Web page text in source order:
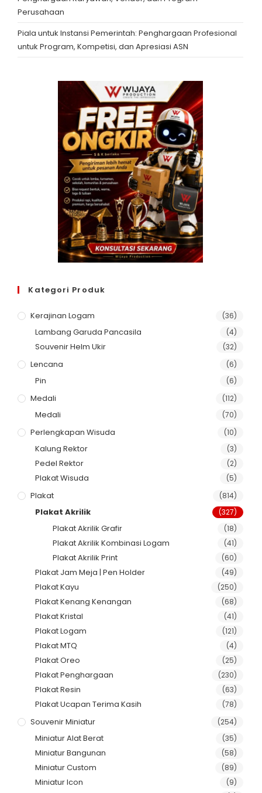
Perusahaan
Piala untuk Instansi Pemerintah: Penghargaan Profesional
untuk Program, Kompetisi, dan Apresiasi ASN
Kategori Produk
Kerajinan Logam (36)
Lambang Garuda Pancasila (4)
Souvenir Helm Ukir (32)
Lencana (6)
Pin (6)
Medali (112)
Medali (70)
Perlengkapan Wisuda (10)
Kalung Rektor (3)
Pedel Rektor (2)
Plakat Wisuda (5)
Plakat (814)
Plakat Akrilik (327)
Plakat Akrilik Grafir (18)
Plakat Akrilik Kombinasi Logam (41)
Plakat Akrilik Print (60)
Plakat Jam Meja | Pen Holder (49)
Plakat Kayu (250)
Plakat Kenang Kenangan (68)
Plakat Kristal (41)
Plakat Logam (121)
Plakat MTQ (4)
Plakat Oreo (25)
Plakat Penghargaan (230)
Plakat Resin (63)
Plakat Ucapan Terima Kasih (78)
Souvenir Miniatur (254)
Miniatur Alat Berat (35)
Miniatur Bangunan (58)
Miniatur Custom (89)
Miniatur Icon (9)